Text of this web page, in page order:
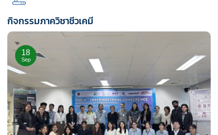
กิจกรรมภาควิชาชีวเคมี
18
Sep